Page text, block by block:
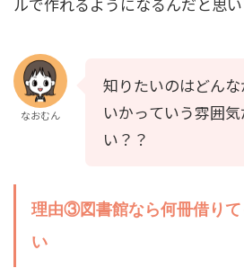
なおむん
知りたいのはどん
いかっていう雰囲
い？？
理由③図書館なら何冊借り
い